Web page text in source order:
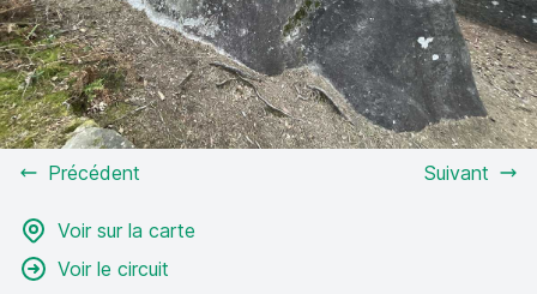
Précédent Suivant
Voir sur la carte
Voir le circuit